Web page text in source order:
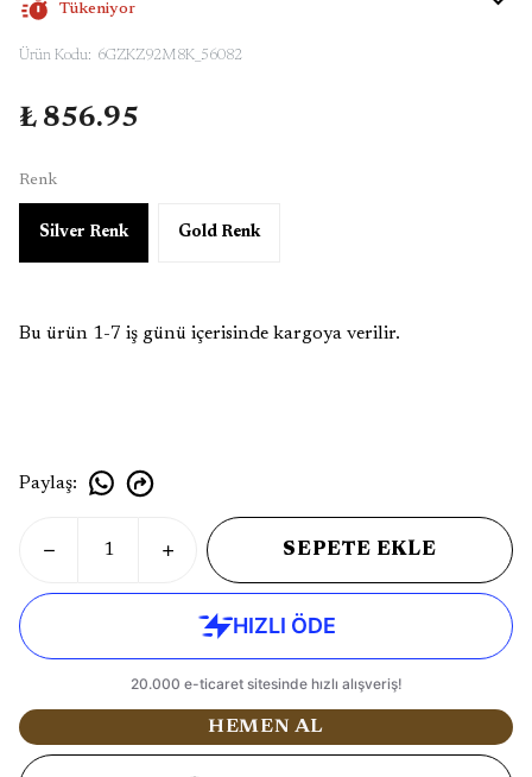
Tükeniyor
Ürün Kodu: 6GZKZ92M8K_56082
₺ 856.95
Renk
Silver Renk Gold Renk
Bu ürün 1-7 iş günü içerisinde kargoya verilir.
Paylaş:
SEPETE EKLE
HEMEN AL